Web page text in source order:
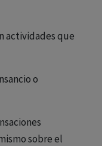
actividades que
o
sobre el